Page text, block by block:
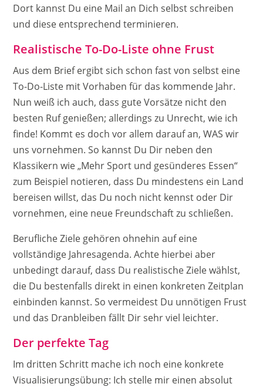
Dort kannst Du eine Mail an Dich selbst schreiben
und diese entsprechend terminieren.
Realistische To-Do-Liste ohne Frust
Aus dem Brief ergibt sich schon fast von selbst eine
To-Do-Liste mit Vorhaben für das kommende Jahr.
Nun weiß ich auch, dass gute Vorsätze nicht den
besten Ruf genießen; allerdings zu Unrecht, wie ich
finde! Kommt es doch vor allem darauf an, WAS wir
uns vornehmen. So kannst Du Dir neben den
Klassikern wie „Mehr Sport und gesünderes Essen“
zum Beispiel notieren, dass Du mindestens ein Land
bereisen willst, das Du noch nicht kennst oder Dir
vornehmen, eine neue Freundschaft zu schließen.
Berufliche Ziele gehören ohnehin auf eine
vollständige Jahresagenda. Achte hierbei aber
unbedingt darauf, dass Du realistische Ziele wählst,
die Du bestenfalls direkt in einen konkreten Zeitplan
einbinden kannst. So vermeidest Du unnötigen Frust
und das Dranbleiben fällt Dir sehr viel leichter.
Der perfekte Tag
Im dritten Schritt mache ich noch eine konkrete
Visualisierungsübung: Ich stelle mir einen absolut